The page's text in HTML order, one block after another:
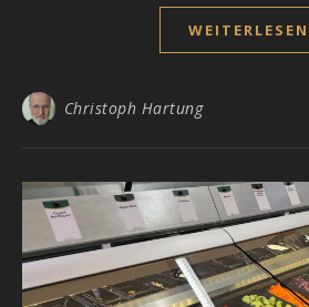
WEITERLESEN
Christoph Hartung